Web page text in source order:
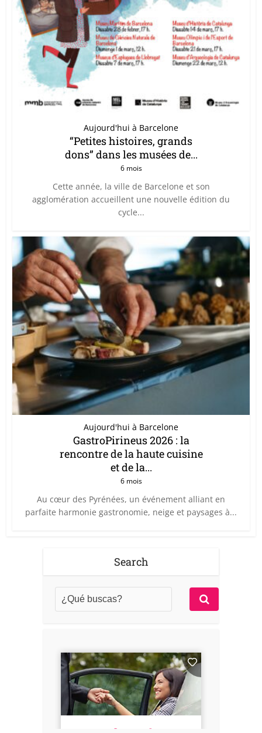
Aujourd'hui à Barcelone
“Petites histoires, grands
dons” dans les musées de...
6 mois
Cette année, la ville de Barcelone et son
agglomération accueillent une nouvelle édition du
cycle...
Aujourd'hui à Barcelone
GastroPirineus 2026 : la
rencontre de la haute cuisine
et de la...
6 mois
Au cœur des Pyrénées, un événement alliant en
parfaite harmonie gastronomie, neige et paysages à...
Search